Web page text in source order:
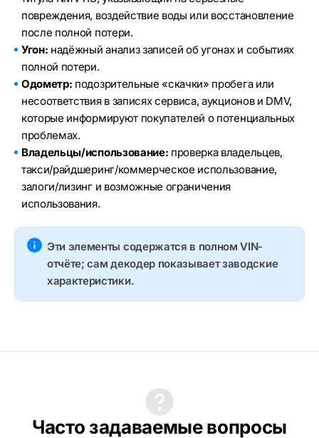
повреждения, воздействие воды или восстановление
после полной потери.
Угон: надёжный анализ записей об угонах и событиях
полной потери.
Одометр: подозрительные «скачки» пробега или
несоответствия в записях сервиса, аукционов и DMV,
которые информируют покупателей о потенциальных
проблемах.
Владельцы/использование: проверка владельцев,
такси/райдшеринг/коммерческое использование,
залоги/лизинг и возможные ограничения
использования.
Эти элементы содержатся в полном VIN-
отчёте; сам декодер показывает заводские
характеристики.
Часто задаваемые вопросы